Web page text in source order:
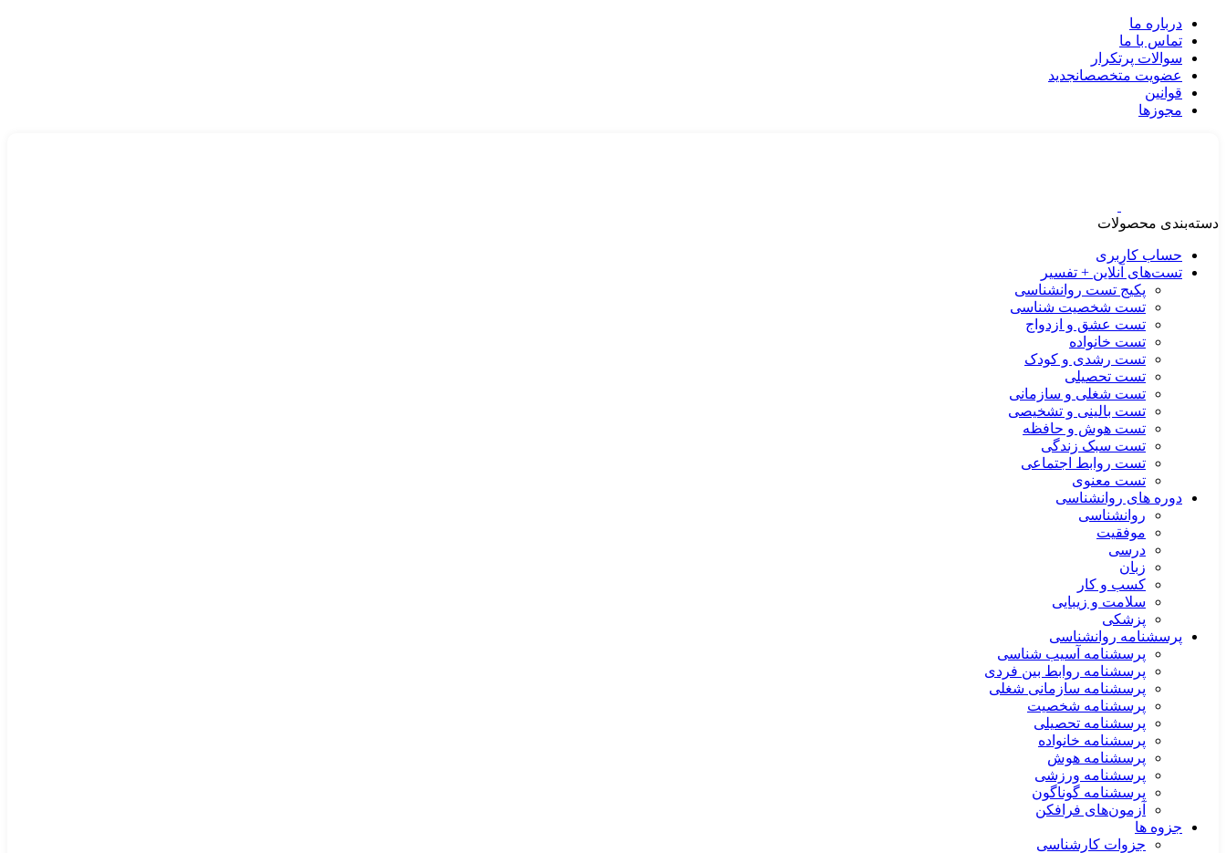
درباره ما
تماس با ما
سوالات پرتکرار
عضویت متخصصانجدید
قوانین
مجوزها
دسته‌بندی محصولات
حساب کاربری
تست‌های آنلاین + تفسیر
پکیج تست روانشناسی
تست شخصیت شناسی
تست عشق و ازدواج
تست خانواده
تست رشدی و کودک
تست تحصیلی
تست شغلی و سازمانی
تست بالینی و تشخیصی
تست هوش و حافظه
تست سبک زندگی
تست روابط اجتماعی
تست معنوی
دوره های روانشناسی
روانشناسی
موفقیت
درسی
زبان
کسب و کار
سلامت و زیبایی
پزشکی
پرسشنامه روانشناسی
پرسشنامه آسیب شناسی
پرسشنامه روابط بین فردی
پرسشنامه سازمانی شغلی
پرسشنامه شخصیت
پرسشنامه تحصیلی
پرسشنامه خانواده
پرسشنامه هوش
پرسشنامه ورزشی
پرسشنامه گوناگون
آزمون‌های فرافکن
جزوه ها
جزوات کارشناسی